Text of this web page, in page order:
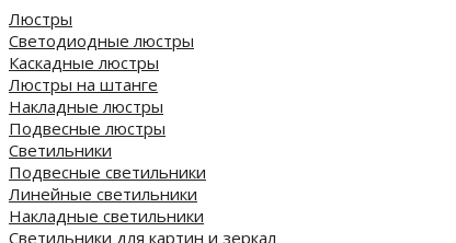
Люстры
Светодиодные люстры
Каскадные люстры
Люстры на штанге
Накладные люстры
Подвесные люстры
Светильники
Подвесные светильники
Линейные светильники
Накладные светильники
Светильники для картин и зеркал